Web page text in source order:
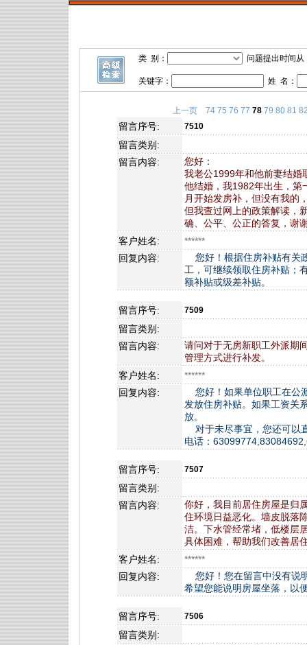
类 别： 问题提出时间从
关键字： 姓 名：
上一页 74 75 76 77 78 79 80 81
留言序号: 7510
留言类别:
留言内容:
您好：
我老公1999年和他前妻结婚
他结婚，我1982年出生，第
月开始发房补，但没有我的
但我查过网上的政策解读，
确、公平、公正的答复，谢
客户姓名:
******
回复内容:
您好！根据住房补贴有关
工，可继续领取住房补贴；
额补贴或级差补贴。
留言序号: 7509
留言类别:
留言内容:
请问对于无房新职工外派期
管理方式进行补发。
客户姓名:
******
回复内容:
您好！如果单位职工在公
发放住房补贴。如果工资关
放。
对于未尽事宜，您还可以
电话：
留言序号: 7507
留言类别:
留言内容:
你好，我目前居住房屋是归
住环境日益恶化。墙皮脱落
洁。下水管经常堵，低楼层
具体困难，帮助我们改善居
客户姓名:
******
回复内容:
您好！您在留言中没有说
希望您能说明房屋坐落，以
留言序号: 7506
留言类别: